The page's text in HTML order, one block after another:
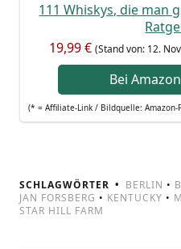
111 Whis­kys, die man
19,99 € (Stand von: 12.
Bei
(* = Affi­lia­te-Link / Bild­quel­le: Amazon-
SCHLAGWÖRTER BERLIN •
JAN FORSBERG • KENTUCKY •
STAR HILL FARM